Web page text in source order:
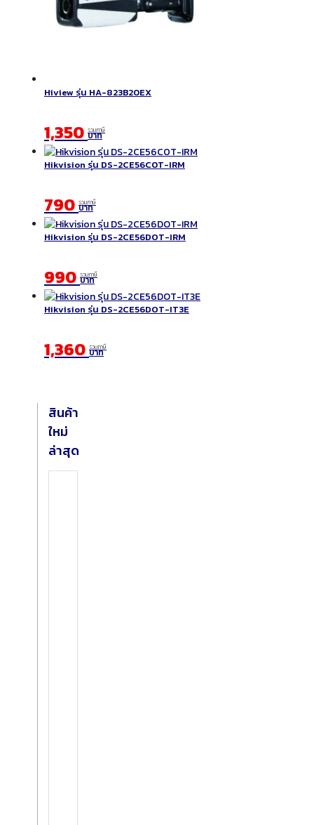
Hiview รุ่น HA-823B20EX
1,350 รวมภาษี
บาท
Hikvision รุ่น DS-2CE56C0T-IRM
790 รวมภาษี
บาท
Hikvision รุ่น DS-2CE56DOT-IRM
990 รวมภาษี
บาท
Hikvision รุ่น DS-2CE56DOT-IT3E
1,360 รวมภาษี
บาท
สินค้า
ใหม่
ล่าสุด